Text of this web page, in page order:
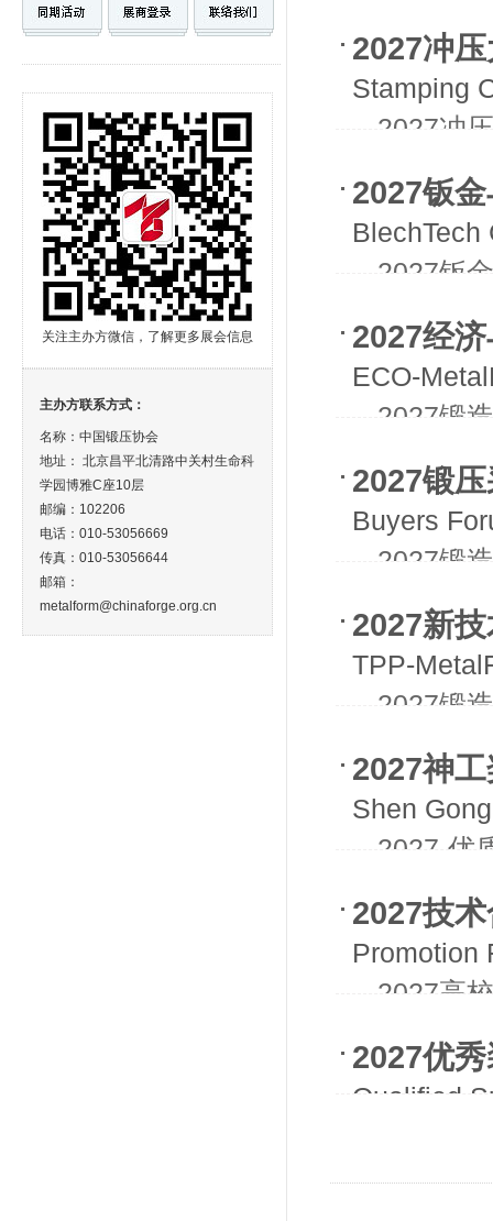
关注主办方微信，了解更多展会信息
主办方联系方式：
名称：中国锻压协会
地址： 北京昌平北清路中关村生命科
学园博雅C座10层
邮编：102206
电话：010-53056669
传真：010-53056644
邮箱：
metalform@chinaforge.org.cn
2027冲
Stamping
- -2027冲
2027钣
BlechTech
- -2027钣
2027经
ECO-
- -2027锻
2027锻
Buyers
- -2027锻
2027新
TPP-
- -2027锻
2027神
Shen
- -2027-
2027技
Promotion
- -2027高
2027优
Qualified